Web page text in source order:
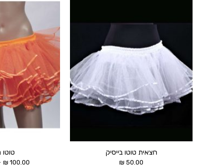
חצאית טוטו בייסיק
50.00
₪
100.00
₪